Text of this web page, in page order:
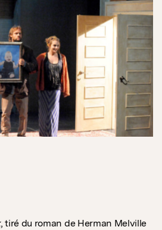
, tiré du roman de Herman Melville